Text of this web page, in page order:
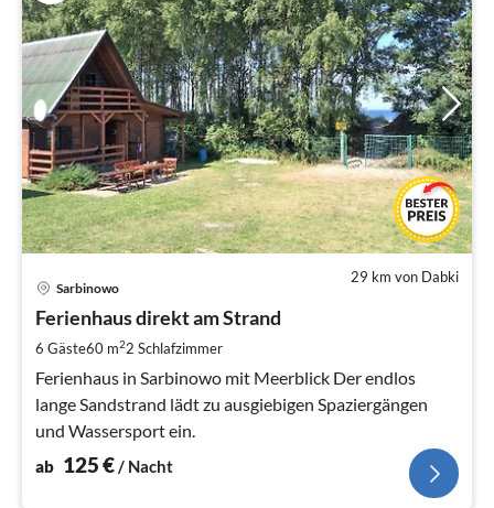
29 km von Dabki
Sarbinowo
Ferienhaus direkt am Strand
6 Gäste60 m22 Schlafzimmer
Ferienhaus in Sarbinowo mit Meerblick Der endlos
lange Sandstrand lädt zu ausgiebigen Spaziergängen
und Wassersport ein.
ab 125€/ Nacht